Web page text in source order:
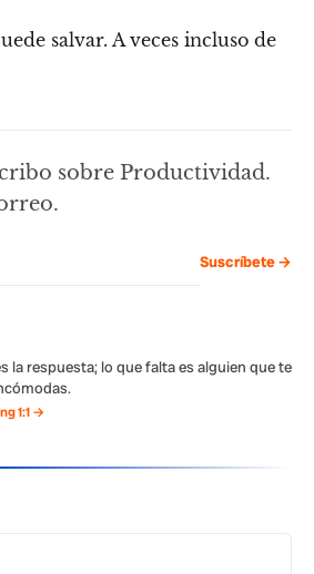
salvar. A veces incluso de
sobre Productividad.
Suscríbete →
la respuesta; lo que falta es alguien que te
1:1 →